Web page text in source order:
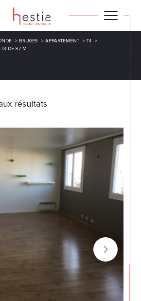
BRUGES APPARTEMENT
T4
T3 DE 87 M
résultats